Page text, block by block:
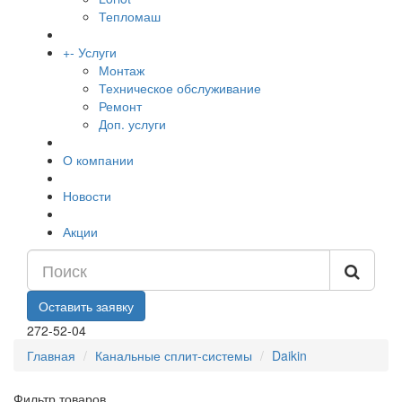
Тепломаш
+- Услуги
Монтаж
Техническое обслуживание
Ремонт
Доп. услуги
О компании
Новости
Акции
Оставить заявку
272-52-04
Главная
Канальные сплит-системы Daikin
Фильтр товаров